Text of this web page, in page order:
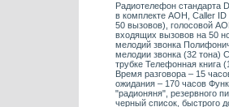
Радиотелефон стандарта
в комплекте АОН, Caller ID
50 вызовов), голосовой
входящих вызовов на 50
мелодий звонка
мелодии звонка (32 тона)
трубке Телефонная книга
Время разговора – 15
ожидания – 170 часов
"радионяня", резервного
черный список, быстрого